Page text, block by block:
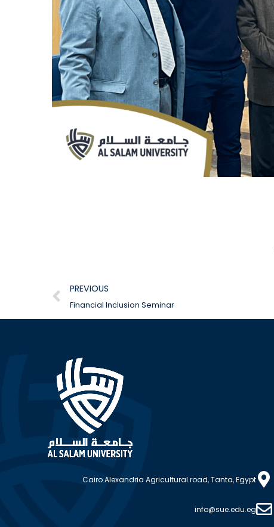
PREVIOUS
Financial Inclusion Seminar
Cairo Alexandria Agricultural road, Tanta, Egypt
info@sue.edu.eg